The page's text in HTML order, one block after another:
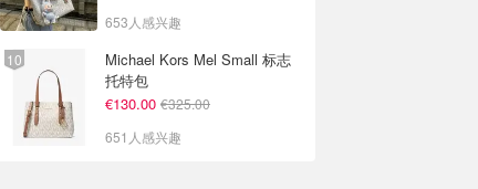
653人感兴趣
Michael Kors Mel Small 标志
托特包
€130.00 €325.00
651人感兴趣